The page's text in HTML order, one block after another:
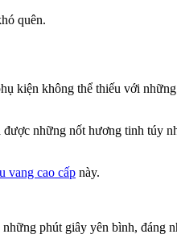
quên.
kiện không thể thiếu với
những nốt hương tinh túy
vang cao cấp này.
phút giây yên bình, đáng